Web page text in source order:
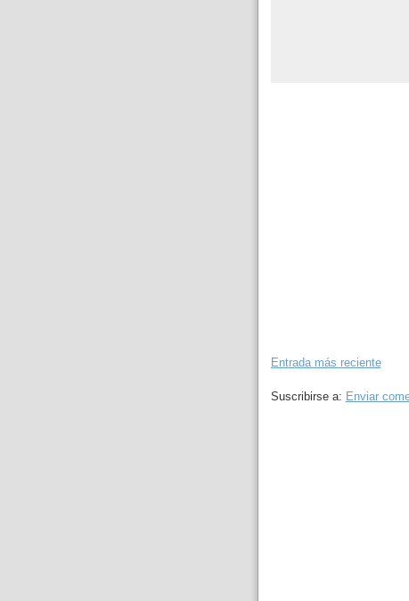
Entrada más reciente
Suscribirse a: Enviar